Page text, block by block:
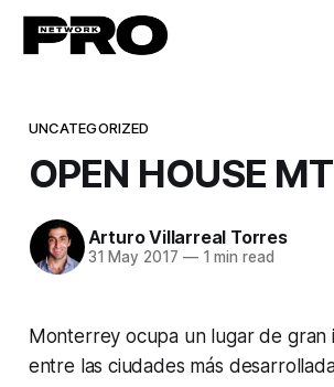
UNCATEGORIZED
OPEN HOUSE
Arturo Villarreal Torres
31 May 2017 —1 min read
Monterrey ocupa un lugar de gran
entre las ciudades más